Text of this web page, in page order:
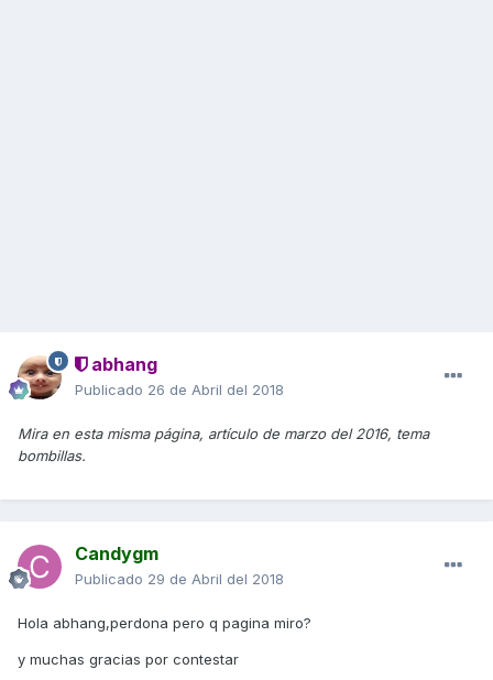
abhang
Publicado 26 de Abril del 2018
Mira en esta misma página, artículo de marzo del 2016, tema
bombillas.
Candygm
Publicado 29 de Abril del 2018
Hola abhang,perdona pero q pagina miro?
y muchas gracias por contestar